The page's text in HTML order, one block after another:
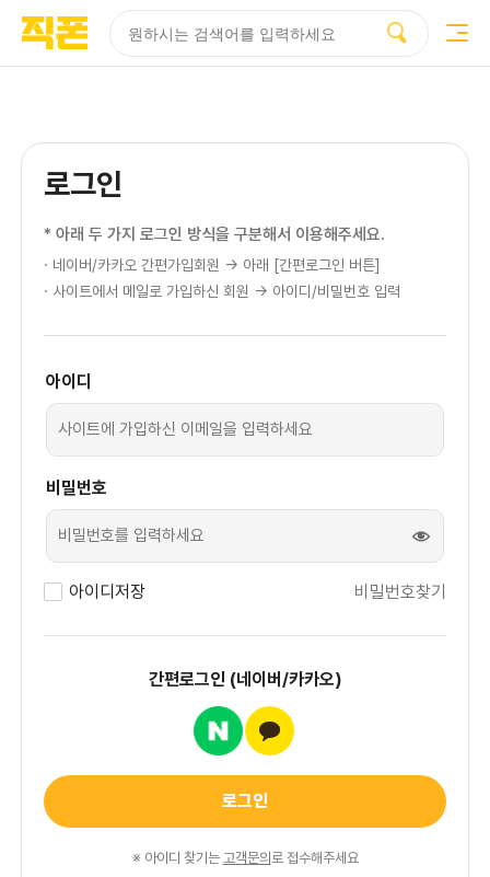
로그인
* 아래 두 가지 로그인 방식을 구분해서 이용해주세요.
· 네이버/카카오 간편가입회원 → 아래 [간편로그인 버튼]
· 사이트에서 메일로 가입하신 회원 → 아이디/비밀번호 입력
아이디
비밀번호
비밀번호
표시
아이디저장 비밀번호찾기
간편로그인 (네이버/카카오)
로그인
※ 아이디 찾기는 고객문의 로 접수해주세요
페이지
페이지
페이지
페이지